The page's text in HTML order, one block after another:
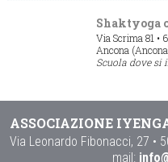
Shaktyoga
Via Scrima 81 •
Ancona
Scuola dove si
ASSOCIAZIONE
Via Leonardo Fibonacci, 27 •
mail: